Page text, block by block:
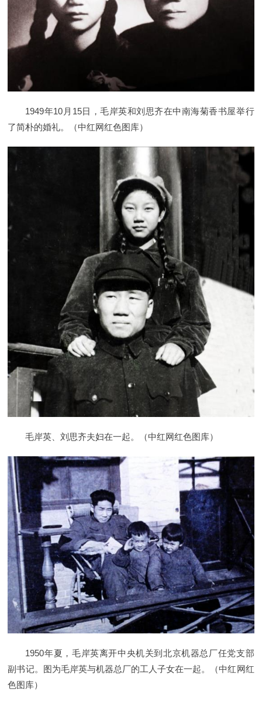
1949年10月15日，毛岸英和刘思齐在中南海菊香书屋举行
了简朴的婚礼。（中红网红色图库）
毛岸英、刘思齐夫妇在一起。（中红网红色图库）
1950年夏，毛岸英离开中央机关到北京机器总厂任党支部
副书记。图为毛岸英与机器总厂的工人子女在一起。（中红网红
色图库）